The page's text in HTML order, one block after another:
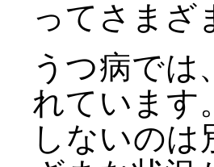
ってさまざ
うつ病では
れています
しないの